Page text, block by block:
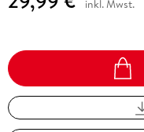
inkl. Mwst.